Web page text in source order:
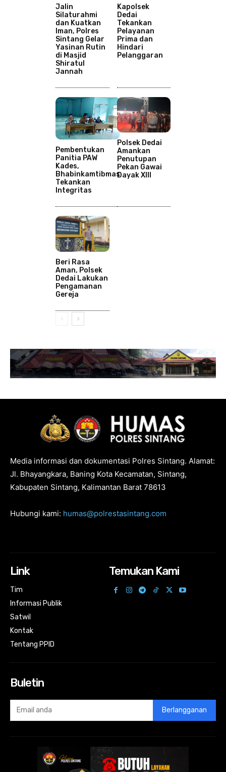
Jalin
Silaturahmi
dan Kuatkan
Iman, Polres
Sintang Gelar
Yasinan Rutin
di Masjid
Shiratul
Jannah
Kapolsek
Dedai
Tekankan
Pelayanan
Prima dan
Hindari
Pelanggaran
Pembentukan
Panitia PAW
Kades,
Bhabinkamtibmas
Tekankan
Integritas
Polsek Dedai
Amankan
Penutupan
Pekan Gawai
Dayak XIII
Beri Rasa
Aman, Polsek
Dedai Lakukan
Pengamanan
Gereja
Media informasi dan dokumentasi Polres Sintang. Alamat:
Jl. Bhayangkara, Baning Kota Kecamatan, Sintang,
Kabupaten Sintang, Kalimantan Barat 78613
Hubungi kami: humas@polrestasintang.com
Link
Tim
Informasi Publik
Satwil
Kontak
Tentang PPID
Temukan Kami
Buletin
Berlangganan